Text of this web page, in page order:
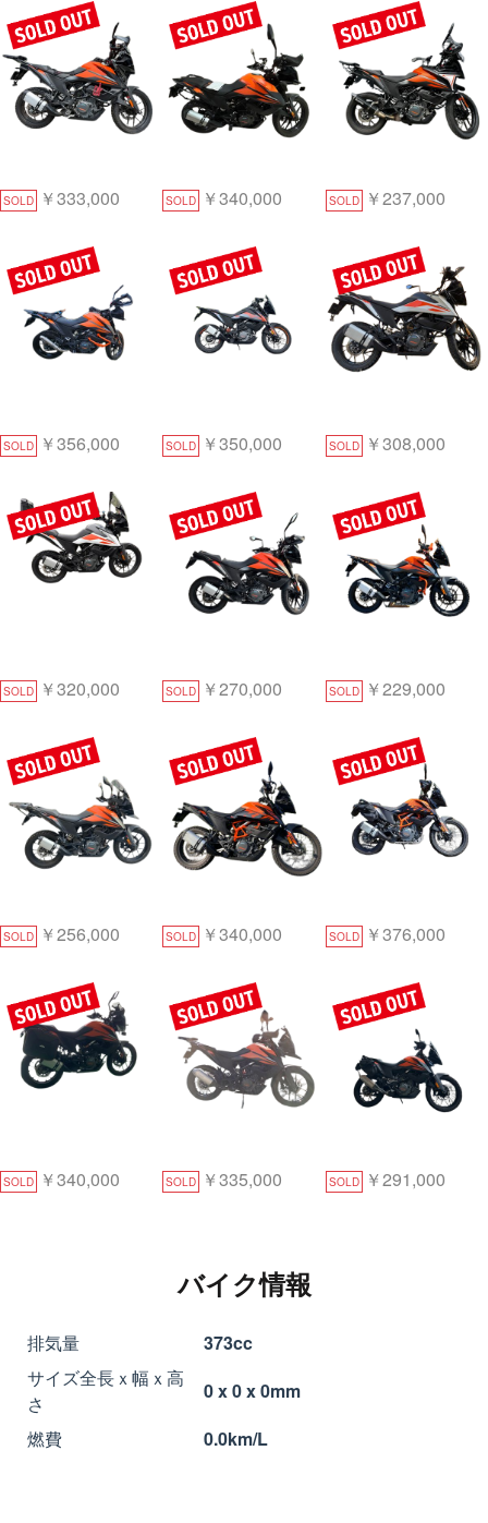
SOLD ￥333,000 SOLD ￥340,000 SOLD ￥237,000
SOLD ￥356,000 SOLD ￥350,000 SOLD ￥308,000
SOLD ￥320,000 SOLD ￥270,000 SOLD ￥229,000
SOLD ￥256,000 SOLD ￥340,000 SOLD ￥376,000
SOLD ￥340,000 SOLD ￥335,000 SOLD ￥291,000
バイク情報
排気量
373cc
サイズ全長ｘ幅ｘ高
さ
0 x 0 x 0mm
燃費
0.0km/L